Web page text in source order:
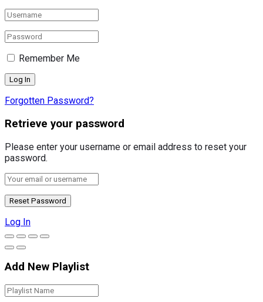
Remember Me
Forgotten Password?
Retrieve your password
Please enter your username or email address to reset your
password.
Log In
Add New Playlist